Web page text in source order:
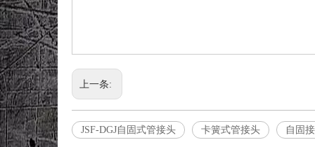
上一条:
JSF-DGJ自固式管接头 卡簧式管接头 自固